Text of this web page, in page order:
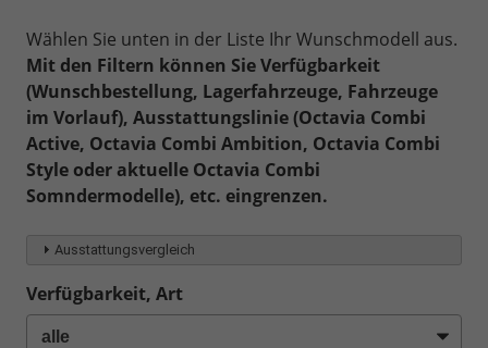
Wählen Sie unten in der Liste Ihr Wunschmodell aus.
Mit den Filtern können Sie Verfügbarkeit
(Wunschbestellung, Lagerfahrzeuge, Fahrzeuge
im Vorlauf), Ausstattungslinie (Octavia Combi
Active, Octavia Combi Ambition, Octavia Combi
Style oder aktuelle Octavia Combi
Somndermodelle), etc. eingrenzen.
Ausstattungsvergleich
Verfügbarkeit, Art